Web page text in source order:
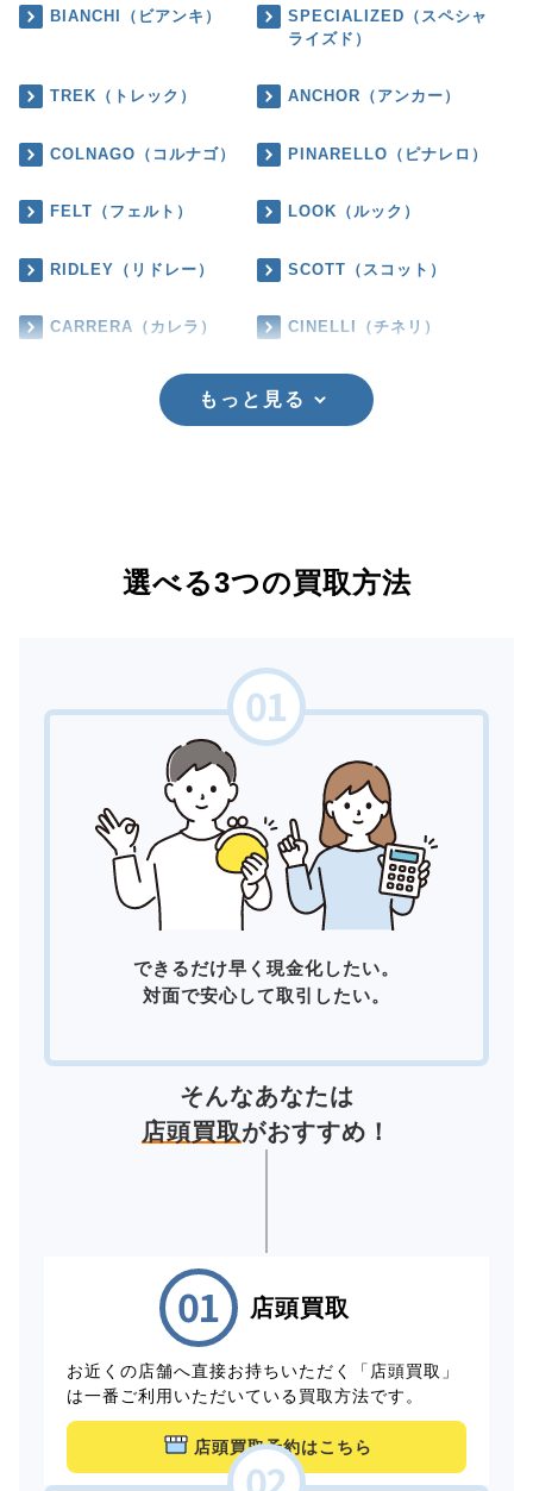
BIANCHI（ビアンキ）
SPECIALIZED（スペシャ
ライズド）
TREK（トレック） ANCHOR（アンカー）
COLNAGO（コルナゴ） PINARELLO（ピナレロ）
FELT（フェルト） LOOK（ルック）
RIDLEY（リドレー） SCOTT（スコット）
CARRERA（カレラ） CINELLI（チネリ）
もっと見る
選べる3つの買取方法
できるだけ早く現金化したい。
対面で安心して取引したい。
そんなあなたは
店頭買取がおすすめ！
店頭買取
お近くの店舗へ直接お持ちいただく「店頭買取」
は一番ご利用いただいている買取方法です。
店頭買取予約はこちら